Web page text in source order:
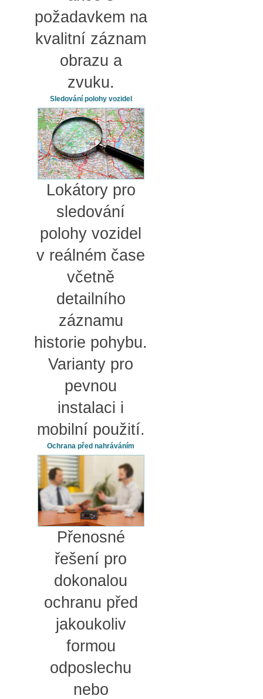
požadavkem na
kvalitní záznam
obrazu a
zvuku.
Sledování polohy vozidel
Lokátory pro
sledování
polohy vozidel
v reálném čase
včetně
detailního
záznamu
historie pohybu.
Varianty pro
pevnou
instalaci i
mobilní použití.
Ochrana před nahráváním
Přenosné
řešení pro
dokonalou
ochranu před
jakoukoliv
formou
odposlechu
nebo